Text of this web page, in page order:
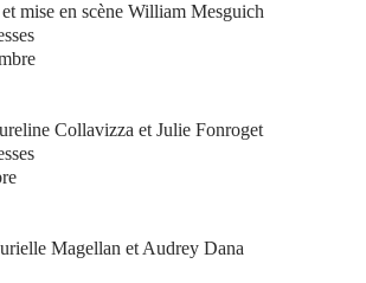
mise en scène William Mesguich
Collavizza et Julie Fonroget
Magellan et Audrey Dana